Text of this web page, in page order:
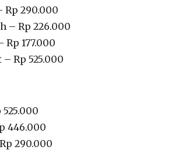
Rp 290.000
– Rp 226.000
177.000
Rp 525.000
446.000
290.000